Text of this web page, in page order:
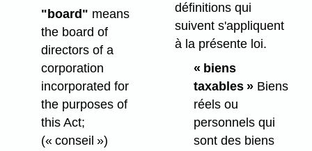
"board" means
the board of
directors of a
corporation
incorporated for
the purposes of
this Act;
(« conseil »)
définitions qui
suivent s'appliquent
à la présente loi.
« biens
taxables »Biens
réels ou
personnels qui
sont des biens